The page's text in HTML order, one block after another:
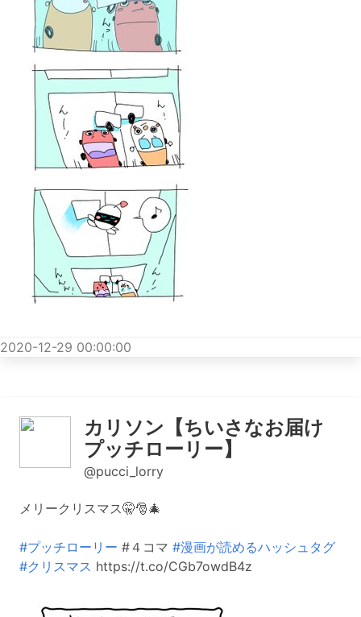
2020-12-29 00:00:00
カリソン【ちいさなお届け
プッチローリー】
@pucci_lorry
メリークリスマス🤫🎅🎄
#プッチローリー #４コマ #漫画が読めるハッシュタグ
#クリスマス https://t.co/CGb7owdB4z